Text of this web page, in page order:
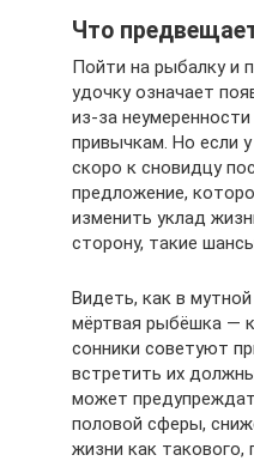
Что
Пойти на рыбалку и
удочку означает
из-за
привычкам. Но если
скоро к сновидцу
предложение,
изменить уклад
сторону, такие
Видеть, как в
мёртвая рыбёшка —
сонники советуют
встретить их
может
половой сферы,
жизни как такового,